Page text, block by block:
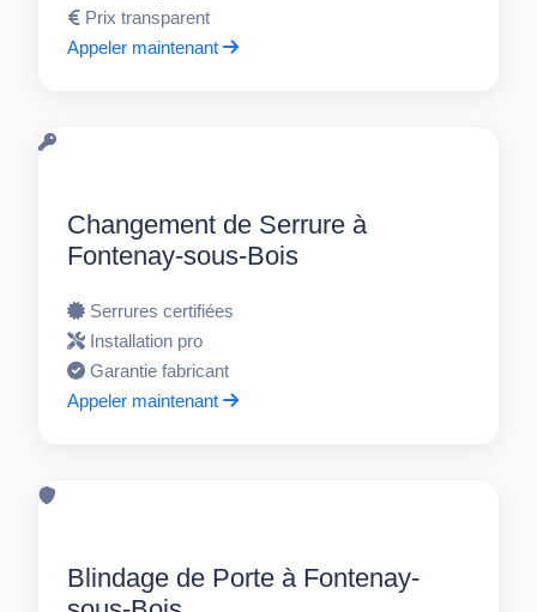
Prix transparent
Appeler maintenant
Changement de Serrure à
Fontenay-sous-Bois
Serrures certifiées
Installation pro
Garantie fabricant
Appeler maintenant
Blindage de Porte à Fontenay-